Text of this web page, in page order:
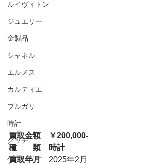
ルイヴィトン
ジュエリー
金製品
シャネル
エルメス
カルティエ
ブルガリ
時計
グッチ
バーバリー
買取金額　￥200,000-
種　　類　時計
買取年月 2025年2月